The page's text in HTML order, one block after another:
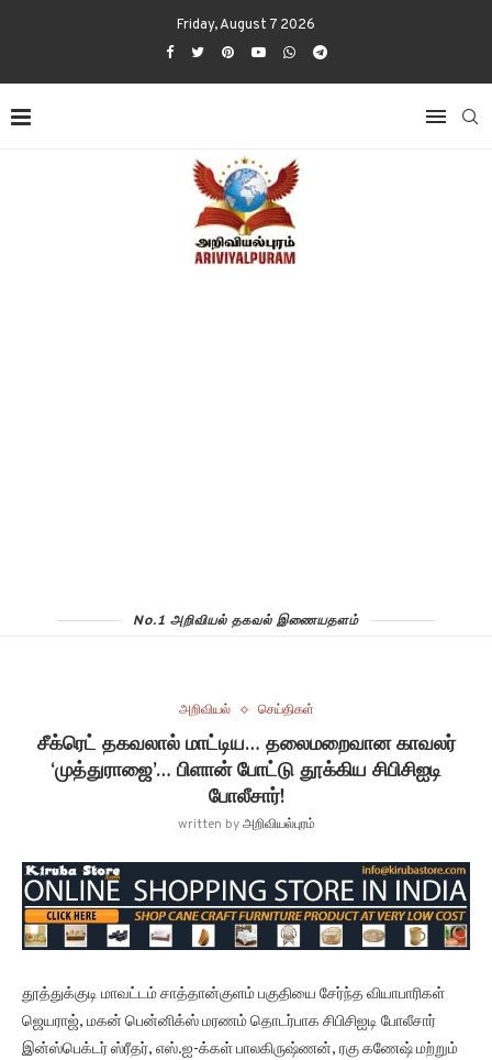
Friday, August 7 2026
No.1 அறிவியல் தகவல் இணையதளம்
அறிவியல் செய்திகள்
சீக்ரெட் தகவலால் மாட்டிய… தலைமறைவான காவலர்
‘முத்துராஜை’… பிளான் போட்டு தூக்கிய சிபிசிஐடி
போலீசார்!
written byஅறிவியல்புரம்
தூத்துக்குடி மாவட்டம் சாத்தான்குளம் பகுதியை சேர்ந்த வியாபாரிகள்
ஜெயராஜ், மகன் பென்னிக்ஸ் மரணம் தொடர்பாக சிபிசிஐடி போலீசார்
இன்ஸ்பெக்டர் ஸ்ரீதர், எஸ்.ஐ-க்கள் பாலகிருஷ்ணன், ரகு கணேஷ் மற்றும்